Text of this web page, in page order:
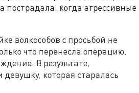
пострадала, когда агрессивные
волкособов с просьбой не
что перенесла операцию.
В результате,
которая старалась